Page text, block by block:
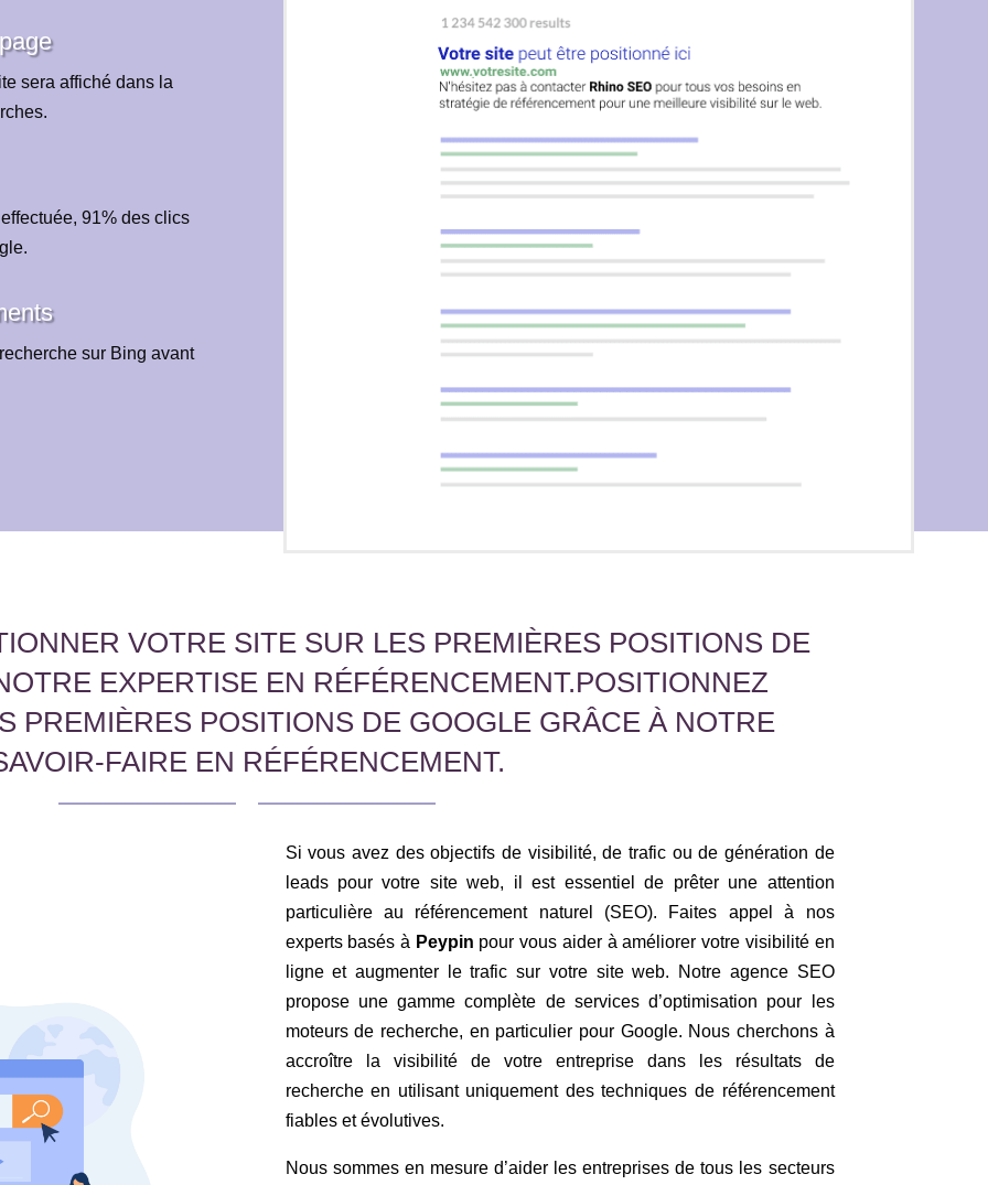
sera affiché dans la
91% des clics
sur Bing avant
VOTRE SITE SUR LES PREMIÈRES POSITIONS DE
EXPERTISE EN RÉFÉRENCEMENT.POSITIONNEZ
PREMIÈRES POSITIONS DE GOOGLE GRÂCE À NOTRE
FAIRE EN RÉFÉRENCEMENT.
Si vous avez des objectifs de visibilité, de trafic ou de génération de
leads pour votre site web, il est essentiel de prêter une attention
particulière au référencement naturel (SEO). Faites appel à nos
experts basés à Peypin pour vous aider à améliorer votre visibilité en
ligne et augmenter le trafic sur votre site web. Notre agence SEO
propose une gamme complète de services d’optimisation pour les
moteurs de recherche, en particulier pour Google. Nous cherchons à
accroître la visibilité de votre entreprise dans les résultats de
recherche en utilisant uniquement des techniques de référencement
fiables et évolutives.
Nous sommes en mesure d’aider les entreprises de tous les secteurs